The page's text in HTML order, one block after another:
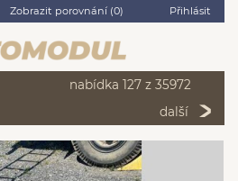
Zobrazit porovnání (0) Přihlásit
nabídka 127 z 35972
další